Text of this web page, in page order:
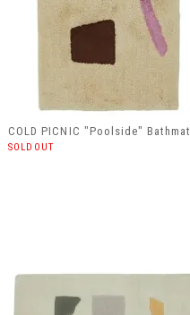
COLD PICNIC "Poolside" Bathmat
SOLDOUT